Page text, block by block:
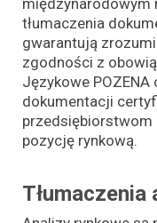
międzynarodowym
tłumaczenia
gwarantują
zgodności z
Językowe
dokumentacji
przedsiębiorstwom
pozycję rynkową.